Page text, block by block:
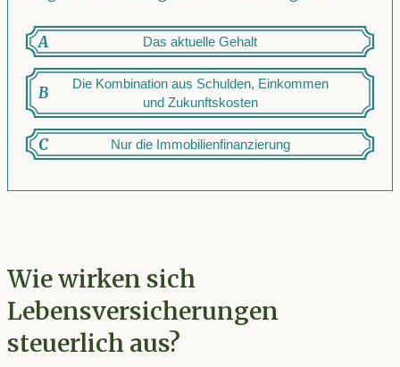
A Das aktuelle Gehalt
B
Die Kombination aus Schulden, Einkommen
und Zukunftskosten
C Nur die Immobilienfinanzierung
Wie wirken sich
Lebensversicherungen
steuerlich aus?